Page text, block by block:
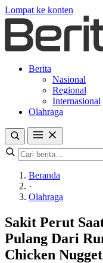
Lompat ke konten
Berita
Nasional
Regional
Internasional
Olahraga
Beranda
·
Olahraga
Sakit Perut
Pulang Dari
Chicken Nugget